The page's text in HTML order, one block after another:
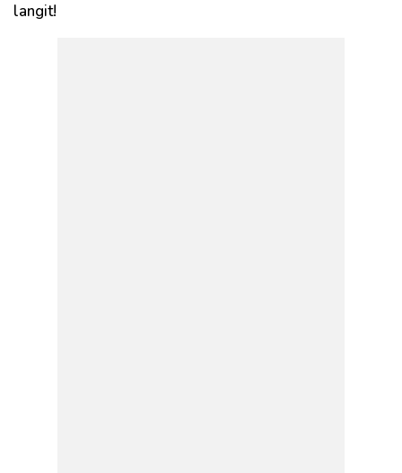
langit!